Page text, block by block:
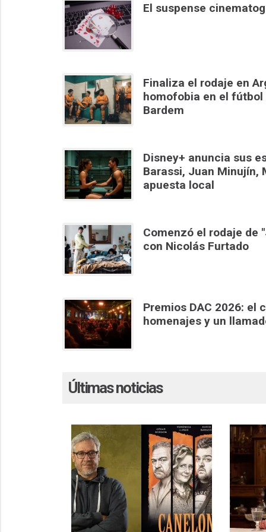
El suspense
Finaliza el rodaje en
homofobia en el
Bardem
Disney+ anuncia sus
Barassi, Juan Minujín,
apuesta local
Comenzó el rodaje de
con Nicolás Furtado
Premios DAC 2026: el
homenajes y un
Últimas noticias